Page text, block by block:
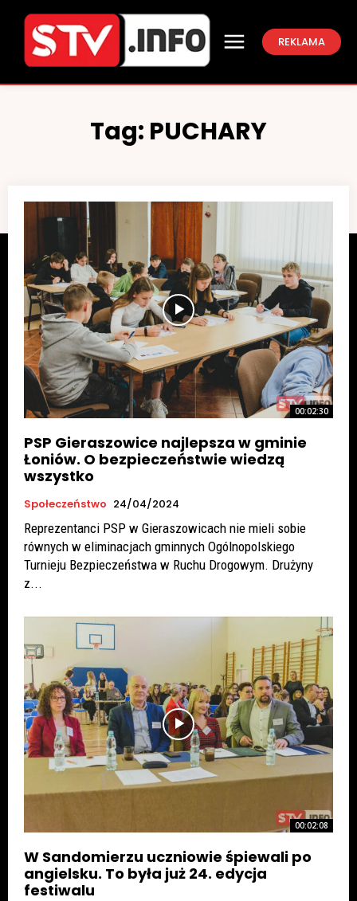
REKLAMA
Tag: PUCHARY
00:02:30
PSP Gieraszowice najlepsza w gminie
Łoniów. O bezpieczeństwie wiedzą
wszystko
Społeczeństwo 24/04/2024
Reprezentanci PSP w Gieraszowicach nie mieli sobie
równych w eliminacjach gminnych Ogólnopolskiego
Turnieju Bezpieczeństwa w Ruchu Drogowym. Drużyny
z...
00:02:08
W Sandomierzu uczniowie śpiewali po
angielsku. To była już 24. edycja
festiwalu